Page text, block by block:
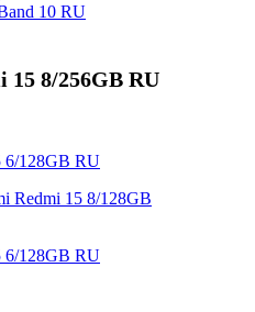
10 RU
8/256GB RU